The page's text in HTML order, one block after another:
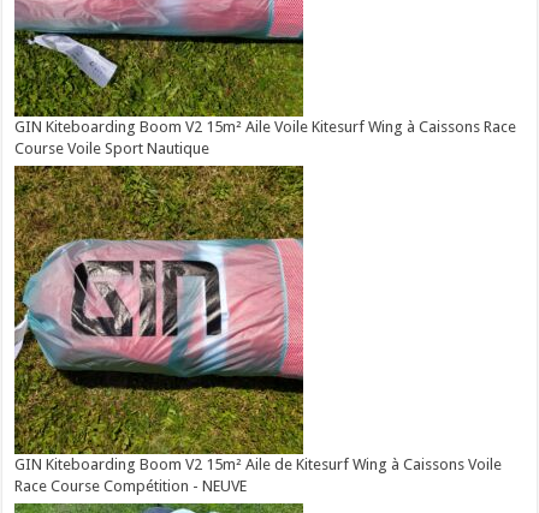
GIN Kiteboarding Boom V2 15m² Aile Voile Kitesurf Wing à Caissons Race
Course Voile Sport Nautique
GIN Kiteboarding Boom V2 15m² Aile de Kitesurf Wing à Caissons Voile
Race Course Compétition - NEUVE